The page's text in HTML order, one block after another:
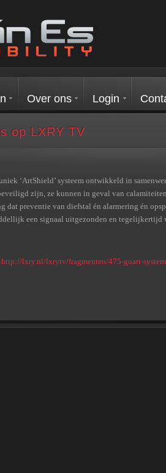
Over ons Login
op LXRY TV
‘ArtShield’ systeem ontwikkeld in
zijn, ze kunnen in geval van
dat preventie van diefstal én alarmering én
een signaal uitgezonden en tegelijkertijd
http://lxry.nl/lxrytv/fragmenten/475-guart-